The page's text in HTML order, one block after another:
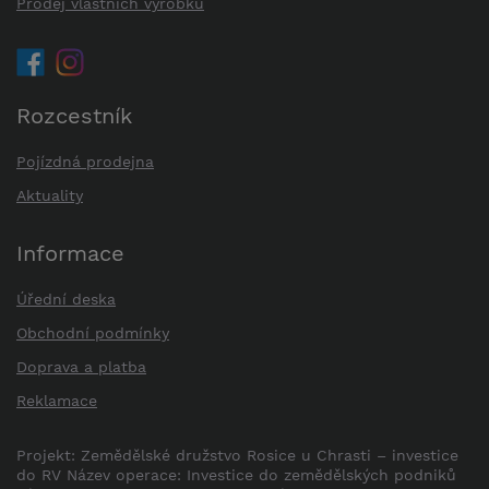
Rozcestník
Pojízdná prodejna
Aktuality
Informace
Úřední deska
Obchodní podmínky
Doprava a platba
Reklamace
Projekt: Zemědělské družstvo Rosice u Chrasti – investice
do RV Název operace: Investice do zemědělských podniků